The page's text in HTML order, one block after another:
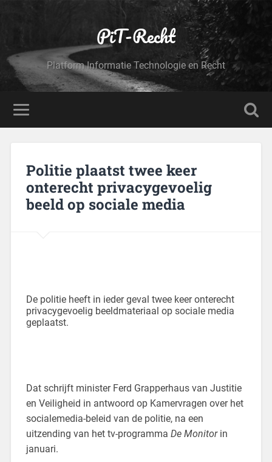
PiT-Recht
Platform Informatie Technologie en Recht
Politie plaatst twee keer
onterecht privacygevoelig
beeld op sociale media
De politie heeft in ieder geval twee keer onterecht
privacygevoelig beeldmateriaal op sociale media
geplaatst.
Dat schrijft minister Ferd Grapperhaus van Justitie
en Veiligheid in antwoord op Kamervragen over het
socialemedia-beleid van de politie, na een
uitzending van het tv-programma De Monitor in
januari.